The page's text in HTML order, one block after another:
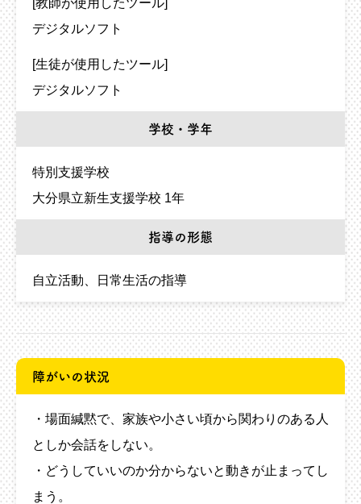
[教師が使用したツール]
デジタルソフト
[生徒が使用したツール]
デジタルソフト
学校・学年
特別支援学校
大分県立新生支援学校 1年
指導の形態
自立活動、日常生活の指導
障がいの状況
・場面緘黙で、家族や小さい頃から関わりのある人
としか会話をしない。
・どうしていいのか分からないと動きが止まってし
まう。